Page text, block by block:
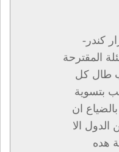
كندر-
المقترحة
طال كل
بتسوية
ان
الا
هده